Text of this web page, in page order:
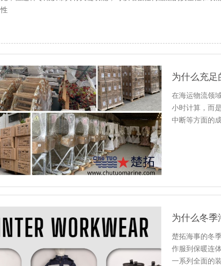
性
为什么充
在海运物流领
小时计算，而
中断等方面的
为什么冬
楚拓海事的冬
作服到保暖连
一系列全面的